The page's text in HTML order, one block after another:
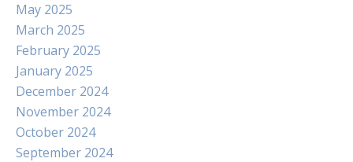
May 2025
March 2025
February 2025
January 2025
December 2024
November 2024
October 2024
September 2024